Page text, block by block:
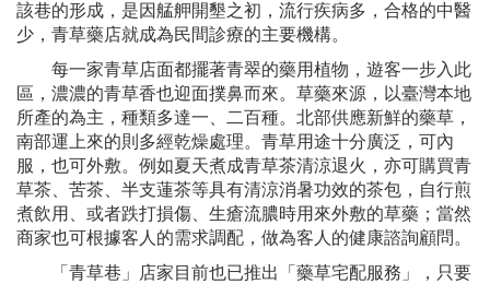
該巷的形成，是因艋舺開墾之初，流行疾病多，合格的中醫
少，青草藥店就成為民間診療的主要機構。
每一家青草店面都擺著青翠的藥用植物，遊客一步入此
區，濃濃的青草香也迎面撲鼻而來。草藥來源，以臺灣本地
所產的為主，種類多達一、二百種。北部供應新鮮的藥草，
南部運上來的則多經乾燥處理。青草用途十分廣泛，可內
服，也可外敷。例如夏天煮成青草茶清涼退火，亦可購買青
草茶、苦茶、半支蓮茶等具有清涼消暑功效的茶包，自行煎
煮飲用、或者跌打損傷、生瘡流膿時用來外敷的草藥；當然
商家也可根據客人的需求調配，做為客人的健康諮詢顧問。
「青草巷」店家目前也已推出「藥草宅配服務」，只要